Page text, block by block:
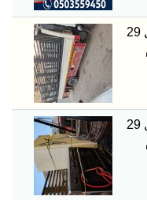
قبل 29
قبل 29